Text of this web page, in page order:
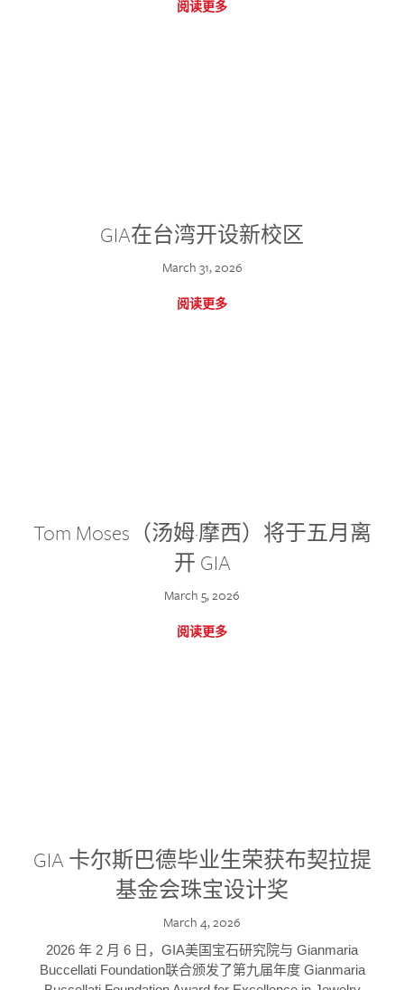
阅读更多
GIA在台湾开设新校区
March 31, 2026
阅读更多
Tom Moses（汤姆·摩西）将于五月离
开 GIA
March 5, 2026
阅读更多
GIA 卡尔斯巴德毕业生荣获布契拉提
基金会珠宝设计奖
March 4, 2026
2026 年 2 月 6 日，GIA美国宝石研究院与 Gianmaria
Buccellati Foundation联合颁发了第九届年度 Gianmaria